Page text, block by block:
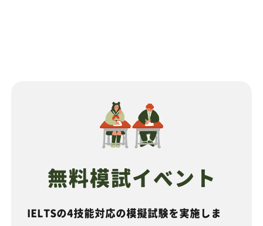
無料模試イベント
IELTSの4技能対応の模擬試験を実施しま